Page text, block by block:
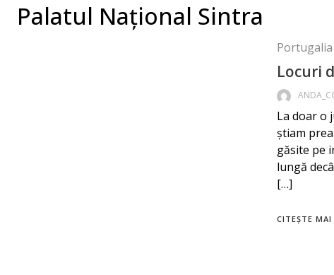
Palatul Național Sintra
Portugalia
Locuri
La doar o
știam
găsite pe
lungă
[…]
CITEȘTE